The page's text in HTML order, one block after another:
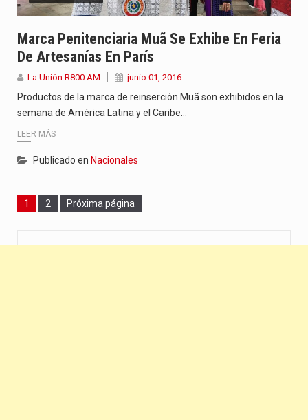
Marca Penitenciaria Muã Se Exhibe En Feria
De Artesanías En París
La Unión R800 AM junio 01, 2016
Productos de la marca de reinserción Muã son exhibidos en la
semana de América Latina y el Caribe…
LEER MÁS
Publicado en Nacionales
Page
1 Page
2 Próxima página